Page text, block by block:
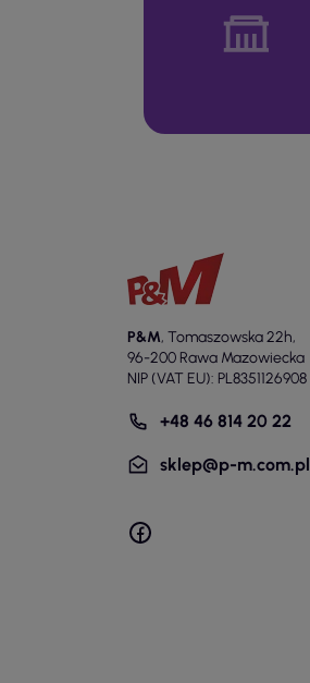
P&M, Tomaszowska 22h,
96-200 Rawa Mazowiecka
NIP (VAT EU): PL8351126908
+48 46 814 20 22
sklep@p-m.com.pl